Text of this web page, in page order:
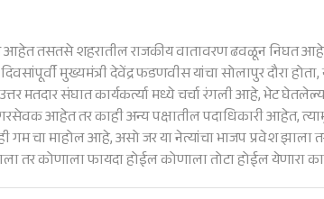
तसतसे शहरातील राजकीय वातावरण ढवळून निघत आहे,
मुख्यमंत्री देवेंद्र फडणवीस यांचा सोलापुर दौरा
मतदार संघात कार्यकर्त्या मध्ये चर्चा रंगली आहे, भेट
आहेत तर काही अन्य पक्षातील पदाधिकारी आहेत,
गम चा माहोल आहे, असो जर या नेत्यांचा भाजप प्रवेश
तर कोणाला फायदा होईल कोणाला तोटा होईल येणारा